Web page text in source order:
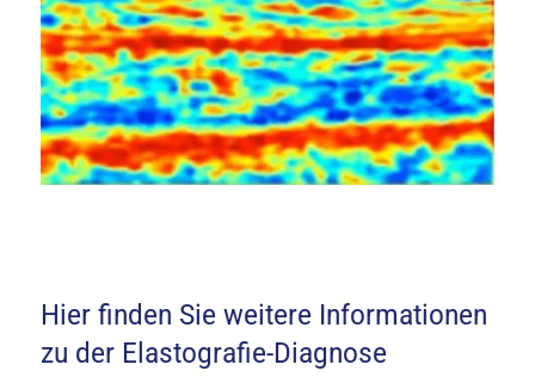
Hier finden Sie weitere Informationen
zu der Elastografie-Diagnose